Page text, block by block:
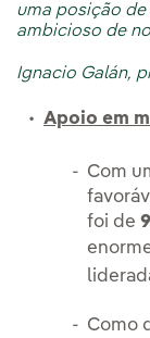
uma posição
ambicioso de
Ignacio Galán,
Apoio em
Com
foi de
Como